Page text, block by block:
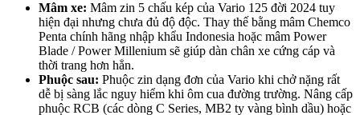
Mâm xe: Mâm zin 5 chấu kép của Vario 125 đời 2024 tuy
hiện đại nhưng chưa đủ độ độc. Thay thế bằng mâm Chemco
Penta chính hãng nhập khẩu Indonesia hoặc mâm Power
Blade / Power Millenium sẽ giúp dàn chân xe cứng cáp và
thời trang hơn hẳn.
Phuộc sau: Phuộc zin dạng đơn của Vario khi chở nặng rất
dễ bị sàng lắc nguy hiểm khi ôm cua đường trường. Nâng cấp
phuộc RCB (các dòng C Series, MB2 ty vàng bình dầu) hoặc